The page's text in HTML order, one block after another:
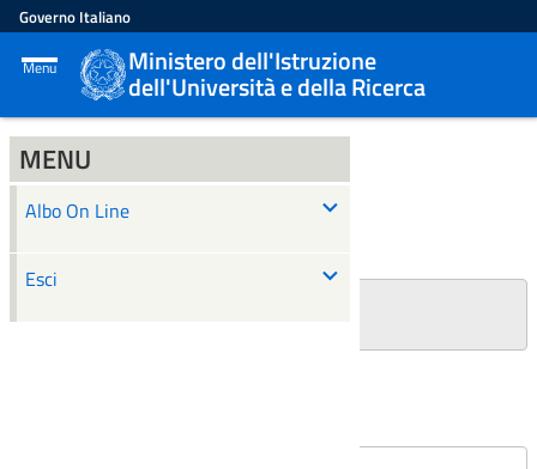
Governo Italiano
Menu Ministero dell'Istruzione
dell'Università e della Ricerca
MENU
Albo On Line
Esci
ALBO ON LINE
Ricerca